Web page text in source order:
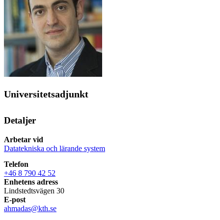
Universitetsadjunkt
Detaljer
Arbetar vid
Datatekniska och lärande system
Telefon
+46 8 790 42 52
Enhetens adress
Lindstedtsvägen 30
E-post
ahmadas@kth.se